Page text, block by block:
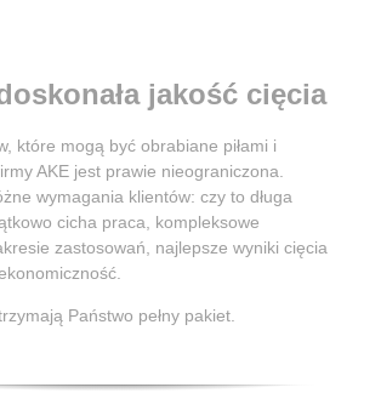
jakość cięcia
które mogą być obrabiane piłami i
AKE jest prawie nieograniczona.
wymagania klientów: czy to długa
cicha praca, kompleksowe
zastosowań, najlepsze wyniki cięcia
Państwo pełny pakiet.